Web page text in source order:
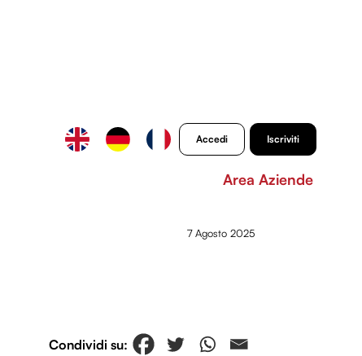
Accedi Iscriviti
Area Aziende
7 Agosto 2025